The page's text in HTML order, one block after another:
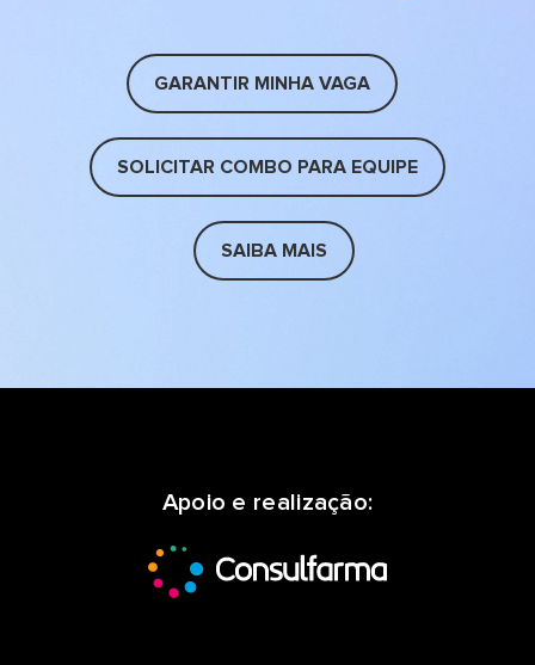
GARANTIR MINHA VAGA
SOLICITAR COMBO PARA EQUIPE
SAIBA MAIS
Apoio e realização: